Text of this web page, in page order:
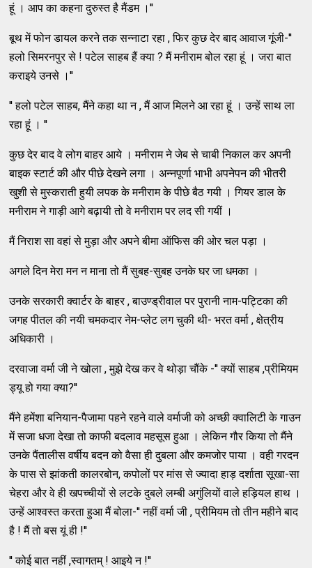
हूं । आप का कहना दुरुस्त है मैंडम ।''
बूथ में फोन डायल करने तक सन्नाटा रहा , फिर कुछ देर बाद आवाज गूंजी-''
हलो सिमरनपुर से ! पटेल साहब हैं क्या ? मैं मनीराम बोल रहा हूं । जरा बात
कराइये उनसे ।''
'' हलो पटेल साहब, मैंने कहा था न , मैं आज मिलने आ रहा हूं । उन्हें साथ ला
रहा हूं । ''
कुछ देर बाद वे लोग बाहर आये । मनीराम ने जेब से चाबी निकाल कर अपनी
बाइक स्टार्ट की और पीछे देखने लगा । अन्नपूर्णा भाभी अपनेपन की भीतरी
खुशी से मुस्कराती हुयी लपक के मनीराम के पीछे बैठ गयी । गियर डाल के
मनीराम ने गाड़ी आगे बढ़ायी तो वे मनीराम पर लद सी गयीं ।
मैं निराश सा वहां से मुड़ा और अपने बीमा ऑफिस की ओर चल पड़ा ।
अगले दिन मेरा मन न माना तो मैं सुबह-सुबह उनके घर जा धमका ।
उनके सरकारी क्वार्टर के बाहर , बाउण्ड्रीवाल पर पुरानी नाम-पट्टिका की
जगह पीतल की नयी चमकदार नेम-प्लेट लग चुकी थी- भरत वर्मा , क्षेत्रीय
अधिकारी ।
दरवाजा वर्मा जी ने खोला , मुझे देख कर वे थोड़ा चौंके -'' क्यों साहब ,प्रीमियम
ड्यू हो गया क्या?''
मैंने हमेंशा बनियान-पैजामा पहने रहने वाले वर्माजी को अच्छी क्वालिटी के गाउन
में सजा धजा देखा तो काफी बदलाव महसूस हुआ । लेकिन गौर किया तो मैंने
उनके पैंतालीस वर्षीय बदन को वैसा ही दुबला और कमजोर पाया । वही गरदन
के पास से झांकती कालरबोन, कपोलों पर मांस से ज्यादा हाड़ दर्शाता सूखा-सा
चेहरा और वे ही खपच्चीयों से लटके दुबले लम्बी अगुंलियों वाले हड़ियल हाथ ।
उन्हें आश्वस्त करता हुआ मैं बोला-'' नहीं वर्मा जी , प्रीमियम तो तीन महीने बाद
है ! मैं तो बस यूं ही !''
'' कोई बात नहीं ,स्वागतम् ! आइये न !''